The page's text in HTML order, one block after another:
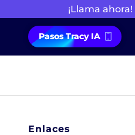
¡Llama ahora!
Pasos Tracy IA
Enlaces